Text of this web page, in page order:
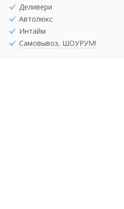
Деливери
Автолюкс
Интайм
Самовывоз, ШОУРУМ!